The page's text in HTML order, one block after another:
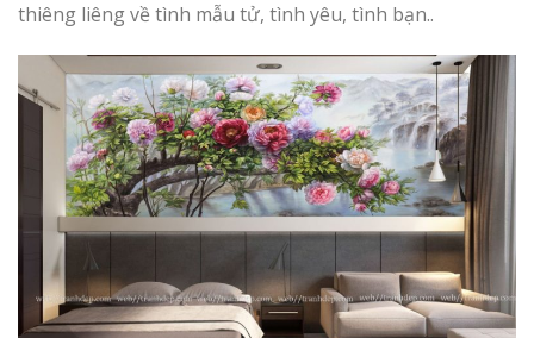
thiêng liêng về tình mẫu tử, tình yêu, tình bạn..